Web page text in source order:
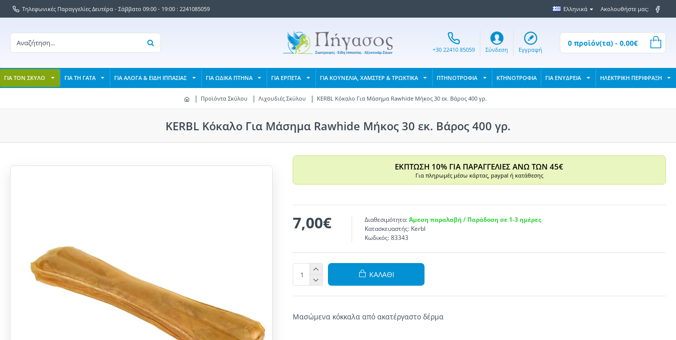
Τηλεφωνικές Παραγγελίες Δευτέρα - Σάββατο 09:00 - 19:00 : 2241085059 Ελληνικά Ακολουθήστε μας:
+30 22410 85059 Σύνδεση Εγγραφή
0 προϊόν(τα) - 0,00€
ΓΙΑ ΤΟΝ ΣΚΥΛΟ ΓΙΑ ΤΗ ΓΑΤΑ ΓΙΑ ΑΛΟΓΑ & ΕΙΔΗ ΙΠΠΑΣΙΑΣ ΓΙΑ ΩΔΙΚΑ ΠΤΗΝΑ ΓΙΑ ΕΡΠΕΤΑ ΓΙΑ ΚΟΥΝΕΛΙΑ, ΧΑΜΣΤΕΡ & ΤΡΩΚΤΙΚΑ ΠΤΗΝΟΤΡΟΦΙΑ ΚΤΗΝΟΤΡΟΦΙΑ ΓΙΑ ΕΝΥΔΡΕΙΑ ΗΛΕΚΤΡΙΚΗ ΠΕΡΙΦΡΑΞΗ
Προϊόντα Σκύλου Λιχουδιές Σκύλου KERBL Κόκαλο Για Μάσημα Rawhide Μήκος 30 εκ. Βάρος 400 γρ.
KERBL Κόκαλο Για Μάσημα Rawhide Μήκος 30 εκ. Βάρος 400 γρ.
ΕΚΠΤΩΣΗ 10% ΓΙΑ ΠΑΡΑΓΓΕΛΙΕΣ ΑΝΩ ΤΩΝ 45€
Για πληρωμές μέσω κάρτας, paypal ή κατάθεσης
7,00€ Διαθεσιμότητα: Άμεση παραλαβή / Παράδοση σε 1-3 ημέρες
Κατασκευαστής: Kerbl
Κωδικός: 83343
ΚΑΛΆΘΙ
Μασώμενα κόκκαλα από ακατέργαστο δέρμα